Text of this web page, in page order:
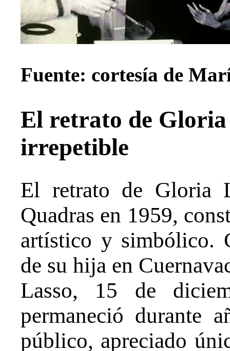
Fuente: cortesía de
El retrato de Gloria
irrepetible
El retrato de Gloria
Quadras en 1959,
artístico y simbólico.
de su hija en
Lasso, 15 de
permaneció durante
público, apreciado